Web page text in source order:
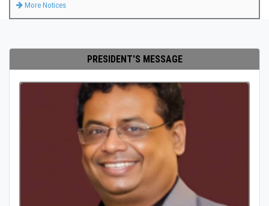
More Notices
PRESIDENT'S MESSAGE